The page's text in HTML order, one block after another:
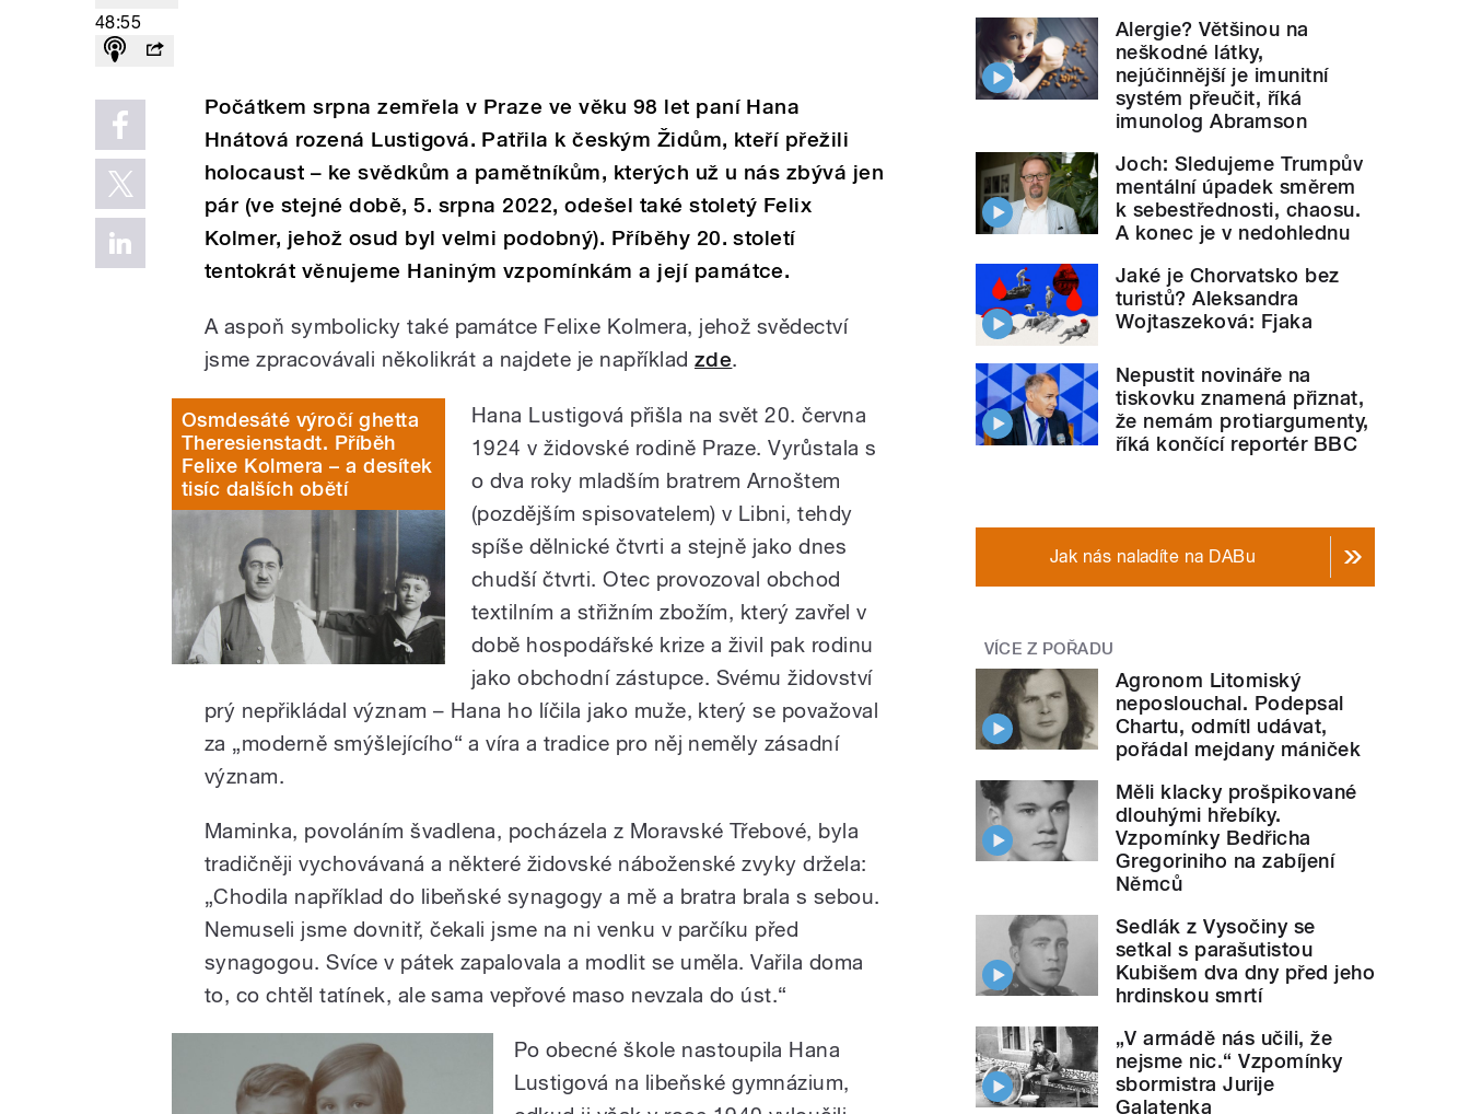
48:55
Počátkem srpna zemřela v Praze ve věku 98 let paní Hana
Hnátová rozená Lustigová. Patřila k českým Židům, kteří přežili
holocaust – ke svědkům a pamětníkům, kterých už u nás zbývá jen
pár (ve stejné době, 5. srpna 2022, odešel také stoletý Felix
Kolmer, jehož osud byl velmi podobný). Příběhy 20. století
tentokrát věnujeme Haniným vzpomínkám a její památce.
A aspoň symbolicky také památce Felixe Kolmera, jehož svědectví
jsme zpracovávali několikrát a najdete je například zde.
Osmdesáté výročí ghetta
Theresienstadt. Příběh
Felixe Kolmera – a desítek
tisíc dalších obětí
Hana Lustigová přišla na svět 20. června
1924 v židovské rodině Praze. Vyrůstala s
o dva roky mladším bratrem Arnoštem
(pozdějším spisovatelem) v Libni, tehdy
spíše dělnické čtvrti a stejně jako dnes
chudší čtvrti. Otec provozoval obchod
textilním a střižním zbožím, který zavřel v
době hospodářské krize a živil pak rodinu
jako obchodní zástupce. Svému židovství
prý nepřikládal význam – Hana ho líčila jako muže, který se považoval
za „moderně smýšlejícího“ a víra a tradice pro něj neměly zásadní
význam.
Maminka, povoláním švadlena, pocházela z Moravské Třebové, byla
tradičněji vychovávaná a některé židovské náboženské zvyky držela:
„Chodila například do libeňské synagogy a mě a bratra brala s sebou.
Nemuseli jsme dovnitř, čekali jsme na ni venku v parčíku před
synagogou. Svíce v pátek zapalovala a modlit se uměla. Vařila doma
to, co chtěl tatínek, ale sama vepřové maso nevzala do úst.“
Po obecné škole nastoupila Hana
Lustigová na libeňské gymnázium,
Alergie? Většinou na
neškodné látky,
nejúčinnější je imunitní
systém přeučit, říká
imunolog Abramson
Joch: Sledujeme Trumpův
mentální úpadek směrem
k sebestřednosti, chaosu.
A konec je v nedohlednu
Jaké je Chorvatsko bez
turistů? Aleksandra
Wojtaszeková: Fjaka
Nepustit novináře na
tiskovku znamená přiznat,
že nemám protiargumenty,
říká končící reportér BBC
Jak nás naladíte na DABu
VÍCE Z POŘADU
Agronom Litomiský
neposlouchal. Podepsal
Chartu, odmítl udávat,
pořádal mejdany mániček
Měli klacky prošpikované
dlouhými hřebíky.
Vzpomínky Bedřicha
Gregoriniho na zabíjení
Němců
Sedlák z Vysočiny se
setkal s parašutistou
Kubišem dva dny před jeho
hrdinskou smrtí
„V armádě nás učili, že
nejsme nic.“ Vzpomínky
sbormistra Jurije
Galatenka